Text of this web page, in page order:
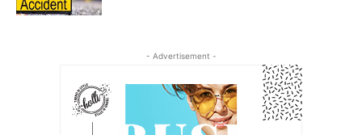
- Advertisement -